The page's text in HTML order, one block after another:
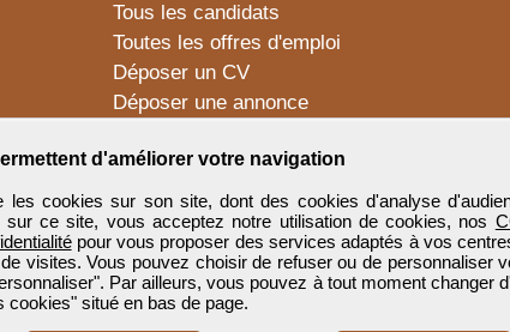
d'améliorer votre navigation
les cookies sur son site, dont des cookies d'analyse
sur ce site, vous acceptez notre utilisation de cookies, nos
pour vous proposer des services adaptés à vos
visites. Vous pouvez choisir de refuser ou de personnaliser
Par ailleurs, vous pouvez à tout moment changer
cookies" situé en bas de page.
Tous les candidats
Toutes les offres d'emploi
Déposer un CV
Déposer une annonce